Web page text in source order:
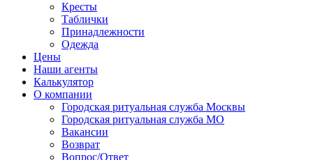
Кресты
Таблички
Принадлежности
Одежда
Цены
Наши агенты
Калькулятор
О компании
Городская ритуальная служба Москвы
Городская ритуальная служба МО
Вакансии
Возврат
Вопрос/Ответ